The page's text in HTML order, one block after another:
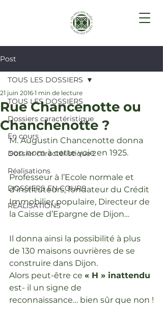
Post
TOUS LES DOSSIERS
Dossiers caractéristique
En cours
Dossier caractéristique 2
Réalisations
DOSSIERS EN COURS
RÉALISATIONS
TOUS LES DOSSIERS
Rue Chancenotte ou
Chanchenotte ?
21 juin 2016 1 min de lecture
M. Augustin Chancenotte donna
son nom à cette voie en 1925.
Professeur à l’Ecole normale et
d’instituteurs, fondateur du Crédit
Immobilier populaire, Directeur de
la Caisse d’Epargne de Dijon…
Il donna ainsi la possibilité à plus
de 130 maisons ouvrières de se
construire dans Dijon.
Alors peut-être ce « H » inattendu
est- il un signe de
reconnaissance… bien sûr que non !